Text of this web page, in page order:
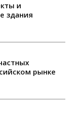
и
здания
рынке